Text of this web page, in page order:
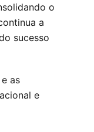
o
a
sucesso
as
e